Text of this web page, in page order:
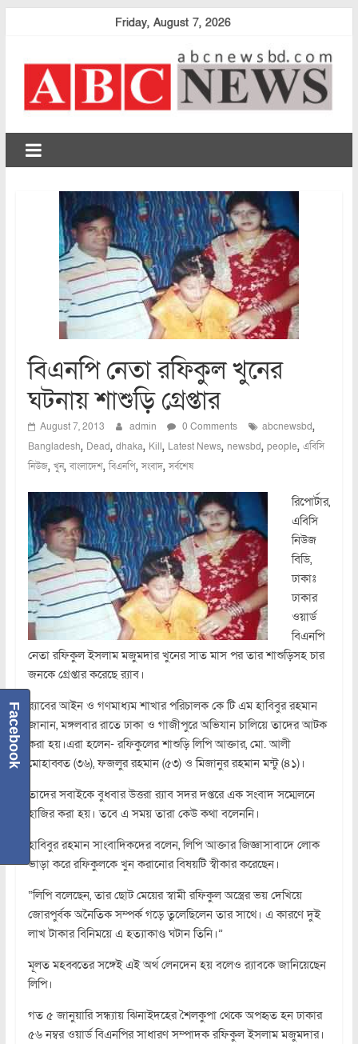
Friday, August 7, 2026
abcnewsbd
বিএনপি নেতা রফিকুল খুনের
ঘটনায় শাশুড়ি গ্রেপ্তার
August 7, 2013 admin 0 Comments abcnewsbd,
Bangladesh, Dead, dhaka, Kill, Latest News, newsbd, people, এবিসি
নিউজ, খুন,বাংলাদেশ,বিএনপি,সংবাদ,সর্বশেষ
রিপোর্টার,
এবিসি
নিউজ
বিডি,
ঢাকাঃ
ঢাকার
ওয়ার্ড
বিএনপি
নেতা রফিকুল ইসলাম মজুমদার খুনের সাত মাস পর তার শাশুড়িসহ চার
জনকে গ্রেপ্তার করেছে র‌্যাব।
র‌্যাবের আইন ও গণমাধ্যম শাখার পরিচালক কে টি এম হাবিবুর রহমান
জানান, মঙ্গলবার রাতে ঢাকা ও গাজীপুরে অভিযান চালিয়ে তাদের আটক
করা হয়।এরা হলেন- রফিকুলের শাশুড়ি লিপি আক্তার, মো. আলী
মোহাব্বত (৩৬), ফজলুর রহমান (৫৩) ও মিজানুর রহমান মন্টু (৪১)।
তাদের সবাইকে বুধবার উত্তরা র‌্যাব সদর দপ্তরে এক সংবাদ সম্মেলনে
হাজির করা হয়। তবে এ সময় তারা কেউ কথা বলেননি।
হাবিবুর রহমান সাংবাদিকদের বলেন, লিপি আক্তার জিজ্ঞাসাবাদে লোক
ভাড়া করে রফিকুলকে খুন করানোর বিষয়টি স্বীকার করেছেন।
“লিপি বলেছেন, তার ছোট মেয়ের স্বামী রফিকুল অস্ত্রের ভয় দেখিয়ে
জোরপুর্বক অনৈতিক সম্পর্ক গড়ে তুলেছিলেন তার সাথে। এ কারণে দুই
লাখ টাকার বিনিময়ে এ হত্যাকাণ্ড ঘটান তিনি।”
মূলত মহব্বতের সঙ্গেই এই অর্থ লেনদেন হয় বলেও র‌্যাবকে জানিয়েছেন
লিপি।
গত ৫ জানুয়ারি সন্ধ্যায় ঝিনাইদহের শৈলকুপা থেকে অপহৃত হন ঢাকার
৫৬ নম্বর ওয়ার্ড বিএনপির সাধারণ সম্পাদক রফিকুল ইসলাম মজুমদার।
Facebook